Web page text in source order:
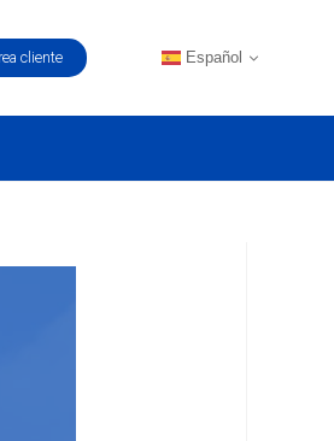
cliente Español